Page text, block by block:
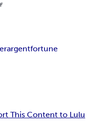
argentfortune
This Content to Lulu